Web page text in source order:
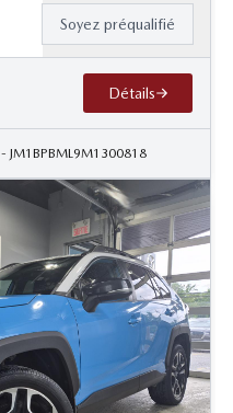
Soyez préqualifié
Détails
- JM1BPBML9M1300818